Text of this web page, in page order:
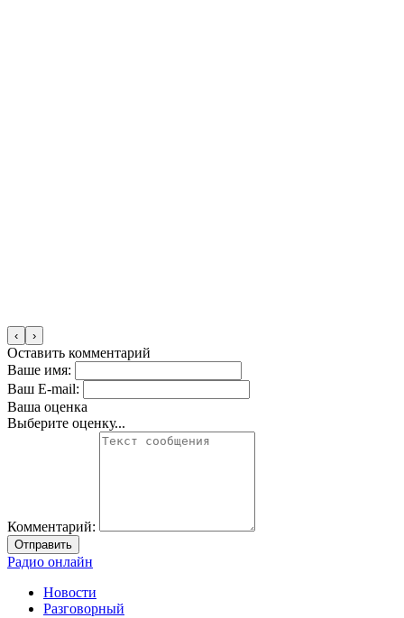
‹ ›
Оставить комментарий
Ваше имя:
Ваш E-mail:
Ваша оценка
Выберите оценку...
Комментарий:
Отправить
Радио онлайн
Новости
Разговорный